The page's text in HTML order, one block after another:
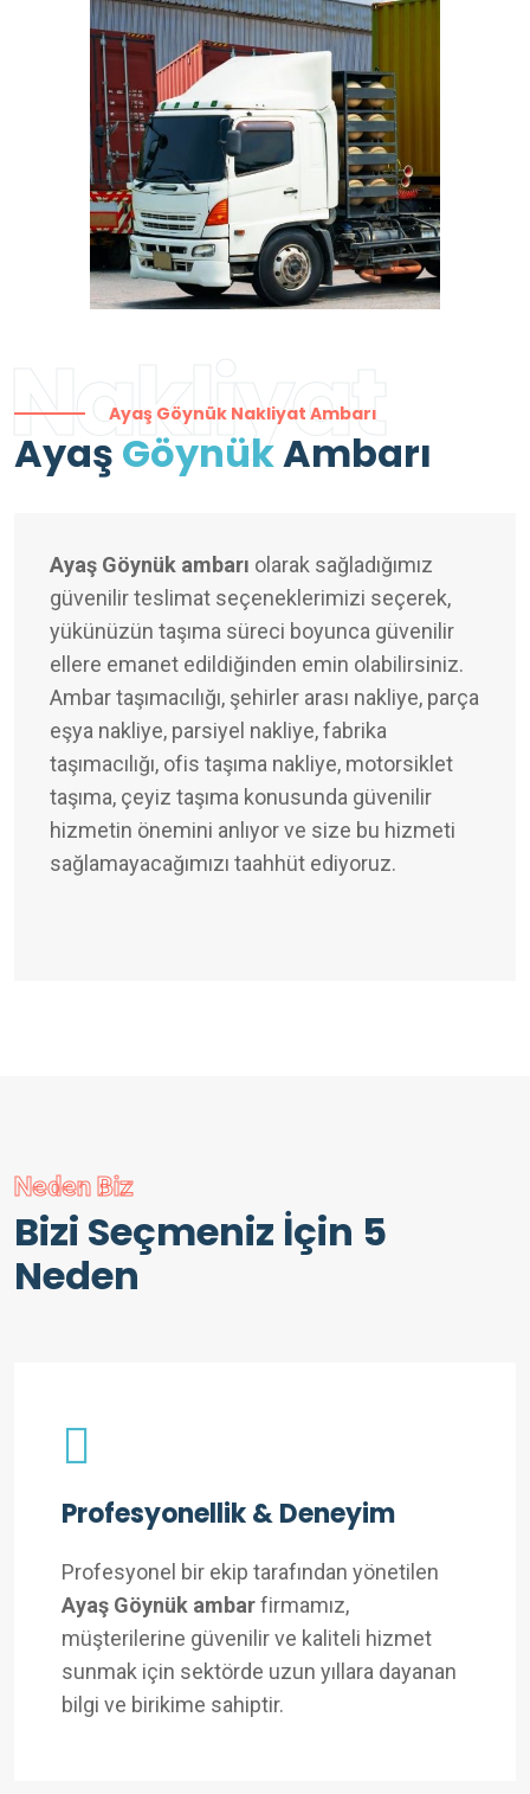
Nakliyat
Ayaş Göynük Nakliyat Ambarı
Ayaş GöynükAmbarı
Ayaş Göynük ambarı olarak sağladığımız
güvenilir teslimat seçeneklerimizi seçerek,
yükünüzün taşıma süreci boyunca güvenilir
ellere emanet edildiğinden emin olabilirsiniz.
Ambar taşımacılığı, şehirler arası nakliye, parça
eşya nakliye, parsiyel nakliye, fabrika
taşımacılığı, ofis taşıma nakliye, motorsiklet
taşıma, çeyiz taşıma konusunda güvenilir
hizmetin önemini anlıyor ve size bu hizmeti
sağlamayacağımızı taahhüt ediyoruz.
Neden Biz
Bizi Seçmeniz İçin 5
Neden
Profesyonellik & Deneyim
Profesyonel bir ekip tarafından yönetilen
Ayaş Göynük ambarfirmamız,
müşterilerine güvenilir ve kaliteli hizmet
sunmak için sektörde uzun yıllara dayanan
bilgi ve birikime sahiptir.